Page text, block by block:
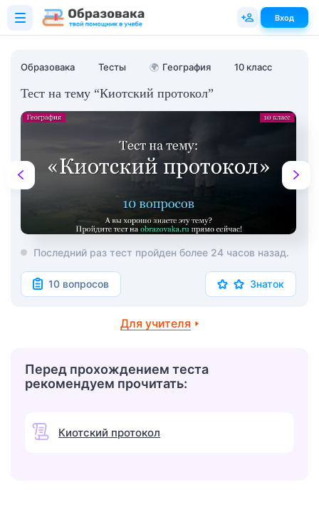
Образовака Тесты 🌍 География 10 класс
Тест на тему “Киотский протокол”
Последний раз тест пройден более 24 часов назад.
10 вопросов Знаток
Для учителя
Перед прохождением теста
рекомендуем прочитать:
Киотский протокол
Вход